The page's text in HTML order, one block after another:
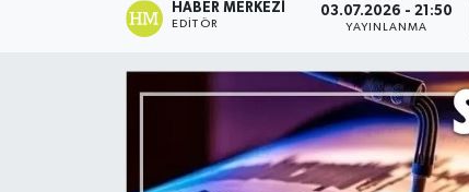
HABER MERKEZI
EDITÖR
03.07.2026 - 21:50
YAYINLANMA
Burhaniye
Son Dakika Haberleri